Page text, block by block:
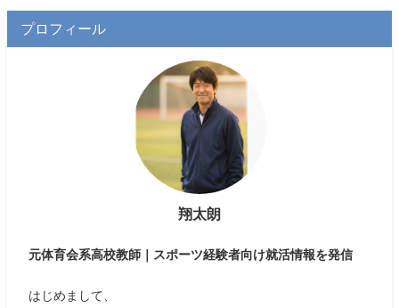
プロフィール
翔太朗
元体育会系高校教師｜スポーツ経験者向け就活情報を発信
はじめまして、